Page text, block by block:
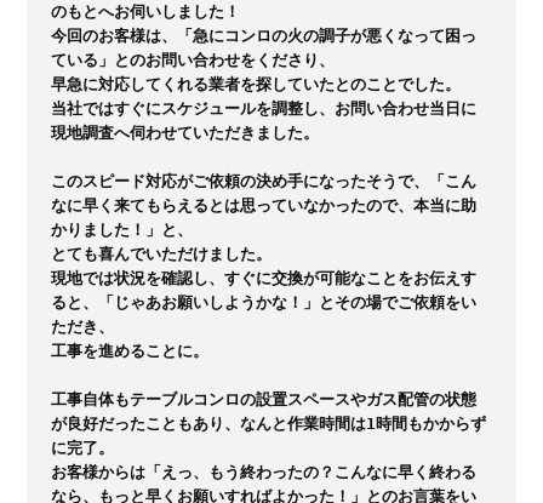
のもとへお伺いしました！
今回のお客様は、「急にコンロの火の調子が悪くなって困っ
ている」とのお問い合わせをくださり、
早急に対応してくれる業者を探していたとのことでした。
当社ではすぐにスケジュールを調整し、お問い合わせ当日に
現地調査へ伺わせていただきました。
このスピード対応がご依頼の決め手になったそうで、「こん
なに早く来てもらえるとは思っていなかったので、本当に助
かりました！」と、
とても喜んでいただけました。
現地では状況を確認し、すぐに交換が可能なことをお伝えす
ると、「じゃあお願いしようかな！」とその場でご依頼をい
ただき、
工事を進めることに。
工事自体もテーブルコンロの設置スペースやガス配管の状態
が良好だったこともあり、なんと作業時間は1時間もかからず
に完了。
お客様からは「えっ、もう終わったの？こんなに早く終わる
なら、もっと早くお願いすればよかった！」とのお言葉をい